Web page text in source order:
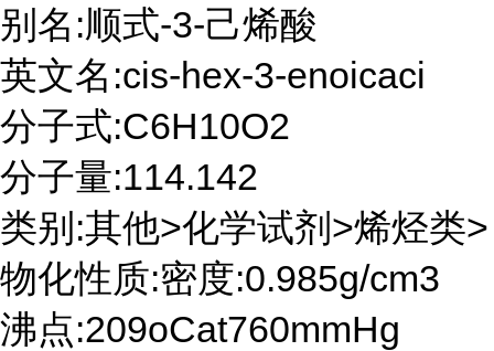
别名:顺式-3-己烯酸
英文名:cis-hex-3-enoicaci
分子式:C6H10O2
分子量:114.142
类别:其他>化学试剂>烯烃类>
物化性质:密度:0.985g/cm3
沸点:209oCat760mmHg